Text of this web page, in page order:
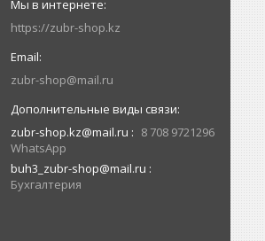
https://zubr-shop.kz
zubr-shop@mail.ru
zubr-shop.kz@mail.ru
8 708 9721296
WhatsApp
buh3_zubr-shop@mail.ru
Бухгалтерия